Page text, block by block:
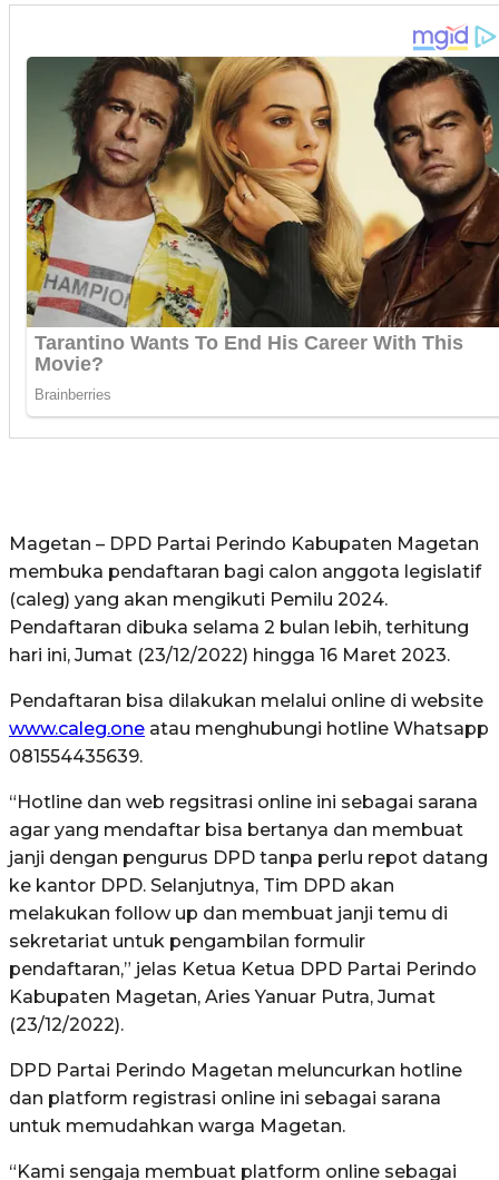
Magetan – DPD Partai Perindo Kabupaten Magetan
membuka pendaftaran bagi calon anggota legislatif
(caleg) yang akan mengikuti Pemilu 2024.
Pendaftaran dibuka selama 2 bulan lebih, terhitung
hari ini, Jumat (23/12/2022) hingga 16 Maret 2023.
Pendaftaran bisa dilakukan melalui online di website
www.caleg.one atau menghubungi hotline Whatsapp
081554435639.
“Hotline dan web regsitrasi online ini sebagai sarana
agar yang mendaftar bisa bertanya dan membuat
janji dengan pengurus DPD tanpa perlu repot datang
ke kantor DPD. Selanjutnya, Tim DPD akan
melakukan follow up dan membuat janji temu di
sekretariat untuk pengambilan formulir
pendaftaran,” jelas Ketua Ketua DPD Partai Perindo
Kabupaten Magetan, Aries Yanuar Putra, Jumat
(23/12/2022).
DPD Partai Perindo Magetan meluncurkan hotline
dan platform registrasi online ini sebagai sarana
untuk memudahkan warga Magetan.
“Kami sengaja membuat platform online sebagai